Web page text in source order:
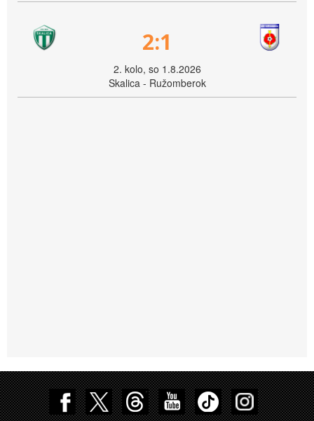
2:1
2. kolo, so 1.8.2026
Skalica - Ružomberok